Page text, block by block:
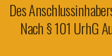
Des
Nach § 101 UrhG